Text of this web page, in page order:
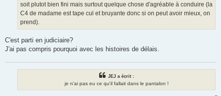
soit plutot bien fini mais surtout quelque chose d'agréable à conduire (la
C4 de madame est tape cul et bruyante donc si on peut avoir mieux, on
prend).
C'est parti en judiciaire?
J'ai pas compris pourquoi avec les histoires de délais.
JEJ a écrit :
je n'ai pas eu ce qu'il fallait dans le pantalon !